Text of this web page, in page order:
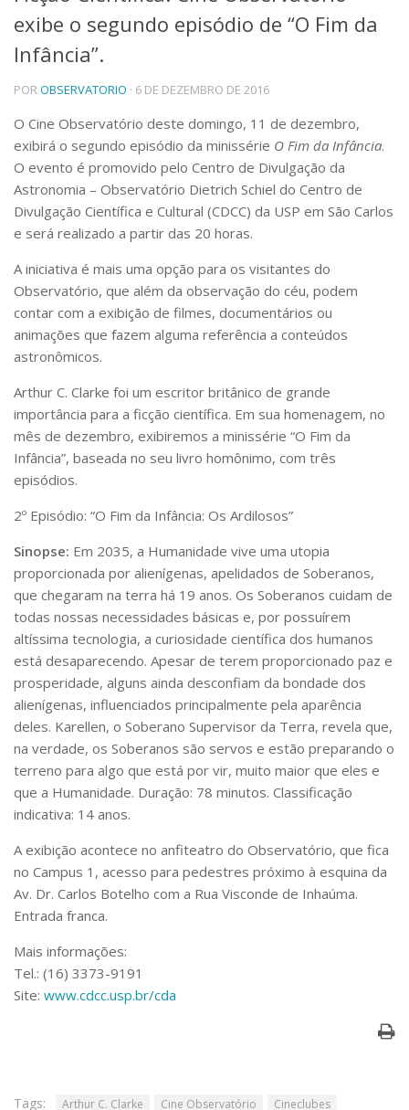
Telefones e Mapas
Pessoas
Ensino
Graduação
Educação a distância
Cursos de Extensão
Pesquisa e Inovação
Linhas de Pesquisa
Centros, Núcleos e Projetos em Rede
Pós-doutorado
Iniciação Científica
Transferência de Tecnologia
Empresas Juniores
Extensão à Comunidade
Projetos, Programas e Cursos
Museus e Espaços Interativos
Serviços
Bibliotecas
Apoio ao Estudante
Segurança, Trânsito e Prevenção
Outros serviços
Comunicação
Assessorias e Mídias
Aplicativos e Sites
Jornal da USP
Agenda de Eventos
Defesa de Teses
exibe o segundo episódio de “O Fim da
Infância”.
POROBSERVATORIO · 6 DE DEZEMBRO DE 2016
O Cine Observatório deste domingo, 11 de dezembro,
exibirá o segundo episódio da minissérie O Fim da Infância.
O evento é promovido pelo Centro de Divulgação da
Astronomia – Observatório Dietrich Schiel do Centro de
Divulgação Científica e Cultural (CDCC) da USP em São Carlos
e será realizado a partir das 20 horas.
A iniciativa é mais uma opção para os visitantes do
Observatório, que além da observação do céu, podem
contar com a exibição de filmes, documentários ou
animações que fazem alguma referência a conteúdos
astronômicos.
Arthur C. Clarke foi um escritor britânico de grande
importância para a ficção científica. Em sua homenagem, no
mês de dezembro, exibiremos a minissérie “O Fim da
Infância”, baseada no seu livro homônimo, com três
episódios.
2º Episódio: “O Fim da Infância: Os Ardilosos”
Sinopse: Em 2035, a Humanidade vive uma utopia
proporcionada por alienígenas, apelidados de Soberanos,
que chegaram na terra há 19 anos. Os Soberanos cuidam de
todas nossas necessidades básicas e, por possuírem
altíssima tecnologia, a curiosidade científica dos humanos
está desaparecendo. Apesar de terem proporcionado paz e
prosperidade, alguns ainda desconfiam da bondade dos
alienígenas, influenciados principalmente pela aparência
deles. Karellen, o Soberano Supervisor da Terra, revela que,
na verdade, os Soberanos são servos e estão preparando o
terreno para algo que está por vir, muito maior que eles e
que a Humanidade. Duração: 78 minutos. Classificação
indicativa: 14 anos.
A exibição acontece no anfiteatro do Observatório, que fica
no Campus 1, acesso para pedestres próximo à esquina da
Av. Dr. Carlos Botelho com a Rua Visconde de Inhaúma.
Entrada franca.
Mais informações:
Tel.: (16) 3373-9191
Site: www.cdcc.usp.br/cda
Tags: Arthur C. Clarke Cine Observatório
Cineclubes